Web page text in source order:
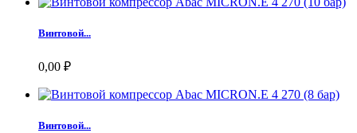
Винтовой...
0,00 ₽
Винтовой...